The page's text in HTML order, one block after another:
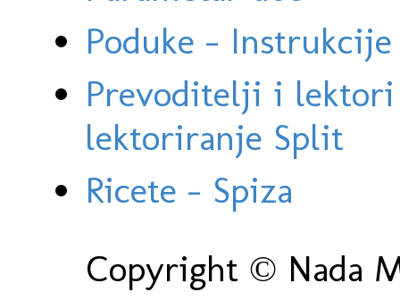
Poduke -
Prevoditelji i
lektoriranje Split
Ricete - Spiza
Copyright © Nada